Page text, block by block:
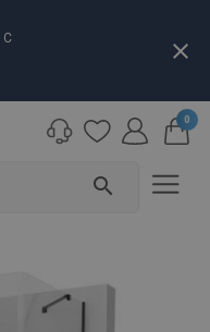
С close
search
0